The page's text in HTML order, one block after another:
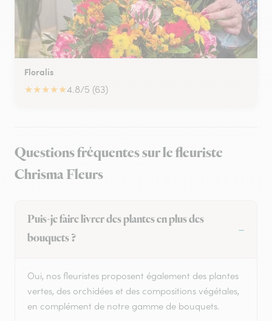
Floralis
★★★★★4.8/5 (63)
Questions fréquentes sur le fleuriste
Chrisma Fleurs
Puis-je faire livrer des plantes en plus des
bouquets ?
Oui, nos fleuristes proposent également des plantes
vertes, des orchidées et des compositions végétales,
en complément de notre gamme de bouquets.